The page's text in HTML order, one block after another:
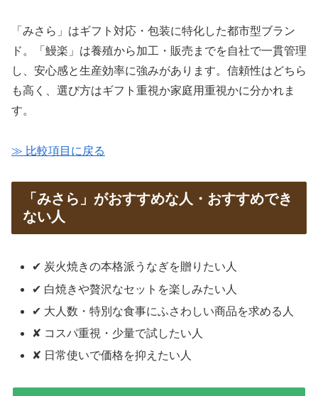
「みさら」はギフト対応・包装に特化した都市型ブラン
ド。「鰻楽」は養殖から加工・販売までを自社で一貫管理
し、安心感と生産効率に強みがあります。信頼性はどちら
も高く、選び方はギフト重視か家庭用重視かに分かれま
す。
≫ 比較項目に戻る
「みさら」がおすすめな人・おすすめでき
ない人
✔ 炭火焼きの本格派うなぎを贈りたい人
✔ 白焼きや贅沢なセットを楽しみたい人
✔ 大人数・特別な食事にふさわしい商品を求める人
✘ コスパ重視・少量で試したい人
✘ 日常使いで価格を抑えたい人